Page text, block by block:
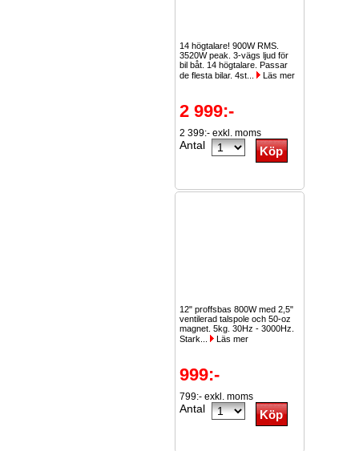
14 högtalare! 900W RMS.
3520W peak. 3-vägs ljud för
bil båt. 14 högtalare. Passar
de flesta bilar. 4st...
Läs mer
2 999:-
2 399:- exkl. moms
Antal
12" proffsbas 800W med 2,5"
ventilerad talspole och 50-oz
magnet. 5kg. 30Hz - 3000Hz.
Stark...
Läs mer
999:-
799:- exkl. moms
Antal